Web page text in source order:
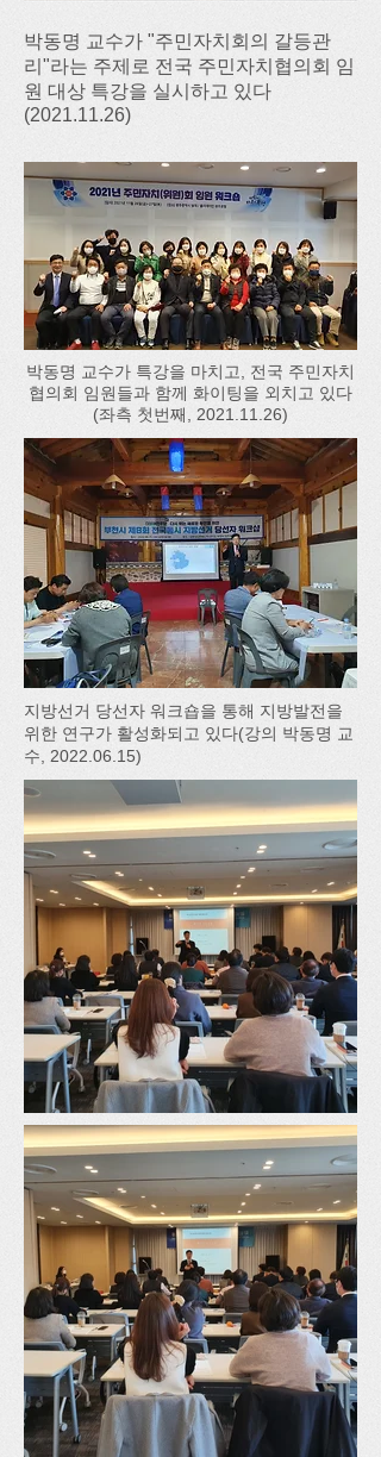
박동명 교수가 "주민자치회의 갈등관
리"라는 주제로 전국 주민자치협의회 임
원 대상 특강을 실시하고 있다
(2021.11.26)
박동명 교수가 특강을 마치고, 전국 주민자치
협의회 임원들과 함께 화이팅을 외치고 있다
(좌측 첫번째, 2021.11.26)
​지방선거 당선자 워크숍을 통해 지방발전을
위한 연구가 활성화되고 있다(강의 박동명 교
수, 2022.06.15)